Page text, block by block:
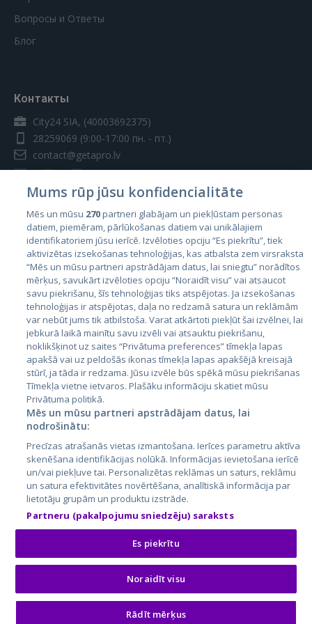
Вопросы и Ответы
Блог
Контакты
City24 SIA, (40003692375)
28259069 (9:00-17:00 пн. - пт.)
contact@getapro.lv
Страны
Эстония
Латвия
Литва
City24.lv
City24.ee
GetaPro.lv
GetaPro.ee
Skelbiu.lt
Autoplius.lt
Aruodas.lt
Kainos.lt
Paslaugos.lt
auto24.ee
KV.ee
Osta.ee
KuldneBörs.ee
Mums rūp jūsu konfidencialitāte
Mēs un mūsu 270partneri glabājam un piekļūstam personas
datiem, piemēram, pārlūkošanas datiem vai unikālajiem
identifikatoriem jūsu ierīcē. Izvēloties opciju “Es piekrītu”, tiek
aktivizētas izsekošanas tehnoloģijas, kas atbalsta zem virsraksta
“Mēs un mūsu partneri apstrādājam datus, lai sniegtu” norādītos
mērķus, savukārt izvēloties opciju “Noraidīt visu” vai atsaucot
savu piekrišanu, šīs tehnoloģijas tiks atspējotas. Ja izsekošanas
tehnoloģijas ir atspējotas, daļa no redzamā satura un reklāmām
var nebūt jums tik atbilstoša. Varat atkārtoti piekļūt šai izvēlnei, lai
jebkurā laikā mainītu savu izvēli vai atsauktu piekrišanu,
noklikšķinot uz saites “Privātuma preferences” tīmekļa lapas
apakšā vai uz peldošās ikonas tīmekļa lapas apakšējā kreisajā
stūrī, ja tāda ir redzama. Jūsu izvēle būs spēkā mūsu piekrišanas
Tīmekļa vietne ietvaros. Plašāku informāciju skatiet mūsu
Privātuma politikā.
Mēs un mūsu partneri apstrādājam datus, lai
nodrošinātu:
Precīzas atrašanās vietas izmantošana. Ierīces parametru aktīva
skenēšana identifikācijas nolūkā. Informācijas ievietošana ierīcē
un/vai piekļuve tai. Personalizētas reklāmas un saturs, reklāmu
un satura efektivitātes novērtēšana, analītiskā informācija par
lietotāju grupām un produktu izstrāde.
Partneru (pakalpojumu sniedzēju) saraksts
Es piekrītu
Noraidīt visu
Rādīt mērķus